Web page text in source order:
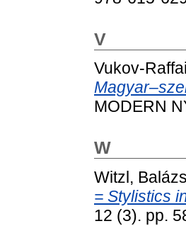
V
Vukov-
MODERN
W
Witzl, Balázs
= Stylistics
12 (3). pp.